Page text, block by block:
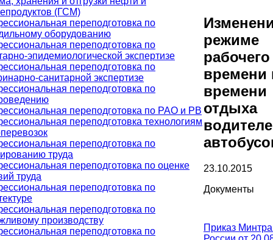
(ГСМ)
переподготовка по
оборудованию
переподготовка по
эпидемиологической экспертизе
переподготовка по
санитарной экспертизе
переподготовка по
переподготовка по РАО и РВ
переподготовка технологиям
переподготовка по
труда
переподготовка по оценке
труда
переподготовка по
переподготовка по
производству
переподготовка по
режиме
рабочего
времени
времени
отдыха
23.10.2015
Документы
Приказ